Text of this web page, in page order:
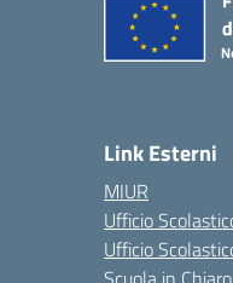
Link Esterni
MIUR
Ufficio
Ufficio